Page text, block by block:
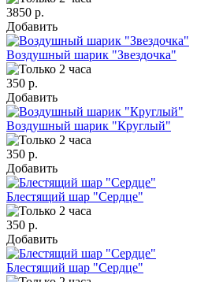
3850 р.
Добавить
Воздушный шарик "Звездочка"
350 р.
Добавить
Воздушный шарик "Круглый"
350 р.
Добавить
Блестящий шар "Сердце"
350 р.
Добавить
Блестящий шар "Сердце"